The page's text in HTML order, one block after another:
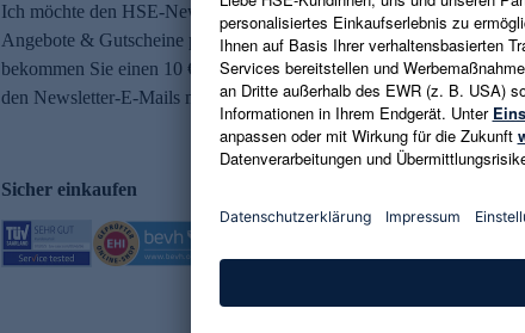
Ich möchte den HSE-Newsletter abonnieren und aktuelle Trends,
Angebote & Gutscheine per E-Mail erhalten. Als Dankeschön
bekommen Sie einen 10 € Gutschein. Eine Abmeldung ist jederzeit in
den Newsletter-E-Mails möglich.
Sicher einkaufen